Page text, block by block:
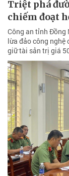
Triệt phá
chiếm đoạt
Công an tỉnh Đồng
lừa đảo công nghệ
giữ tài sản trị giá